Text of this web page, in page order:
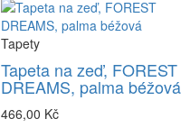
Tapety
Tapeta na zeď, FOREST
DREAMS, palma béžová
466,00 Kč